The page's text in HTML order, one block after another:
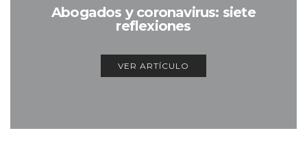
Abogados y coronavirus: siete
reflexiones
VER ARTÍCULO